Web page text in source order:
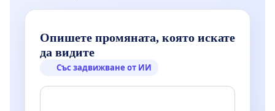
Защитата на „Марица-изток“ е защита на
свободата и независимостта на България!
Авторски екип на предложението: инж. Игнат
Божинов, проф. д-р инж. Иван Марков, инж. Щерьо
Опишете промяната, която искате
да видите
Със задвижване от ИИ